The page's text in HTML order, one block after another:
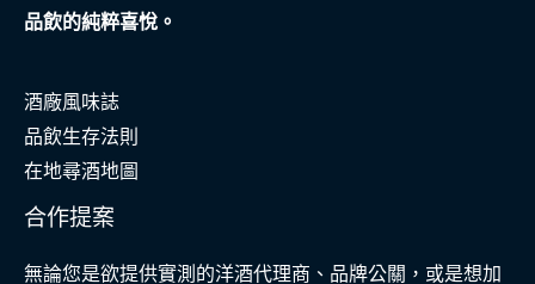
品飲的純粹喜悅。
酒廠風味誌
品飲生存法則
在地尋酒地圖
合作提案
無論您是欲提供實測的洋酒代理商、品牌公關，或是想加